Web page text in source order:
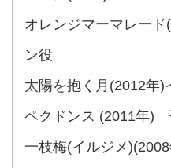
オレンジマーマレー
ン役
太陽を抱く月(2012年)
ペクドンス (2011年)
一枝梅(イルジメ